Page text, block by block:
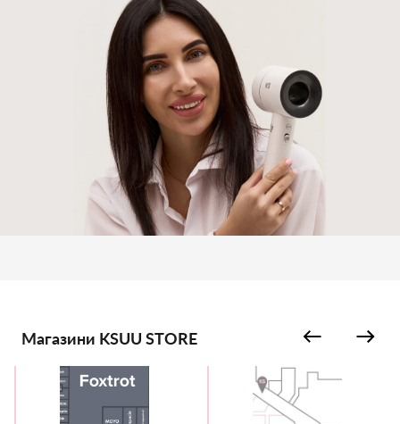
Магазини KSUU STORE